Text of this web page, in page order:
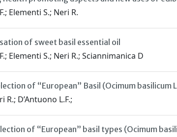
Elementi S.; Neri R.
of sweet basil essential oil
Elementi S.; Neri R.; Sciannimanica D
of “European” Basil (Ocimum basilicum
R.; D’Antuono L.F.;
of “European” basil types (Ocimum